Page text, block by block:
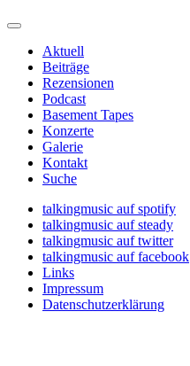
Aktuell
Beiträge
Rezensionen
Podcast
Basement Tapes
Konzerte
Galerie
Kontakt
Suche
talkingmusic auf spotify
talkingmusic auf steady
talkingmusic auf twitter
talkingmusic auf facebook
Links
Impressum
Datenschutzerklärung